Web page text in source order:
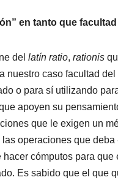
en tanto que
del latín ratio, rationis
nuestro caso facultad
o para sí utilizando
apoyen su
que le exigen un
operaciones que
cómputos para
Es sabido que el que